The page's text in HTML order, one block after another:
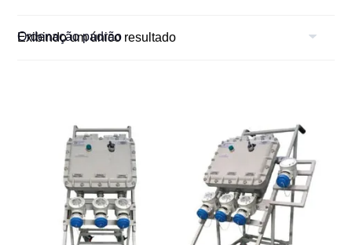
Exibindo um único resultado